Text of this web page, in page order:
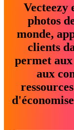
Vecteezy
photos
monde,
clients
permet
aux